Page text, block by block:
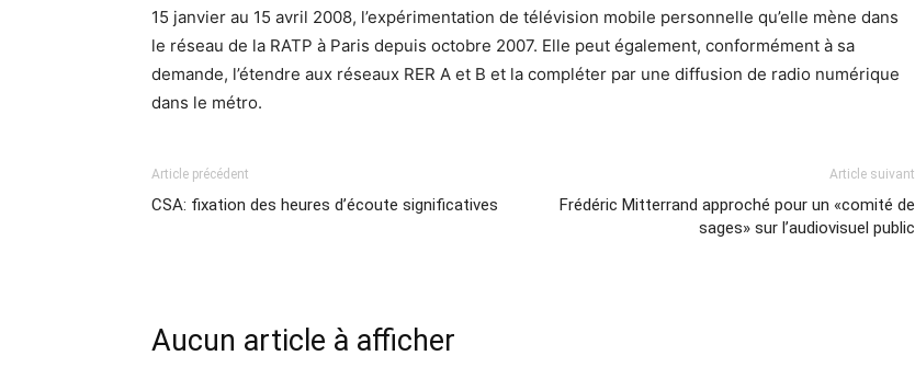
15 janvier au 15 avril 2008, l’expérimentation de télévision mobile personnelle qu’elle mène dans
le réseau de la RATP à Paris depuis octobre 2007. Elle peut également, conformément à sa
demande, l’étendre aux réseaux RER A et B et la compléter par une diffusion de radio numérique
dans le métro.
Article précédent
CSA: fixation des heures d’écoute significatives
Article suivant
Frédéric Mitterrand approché pour un «comité de
sages» sur l’audiovisuel public
Aucun article à afficher